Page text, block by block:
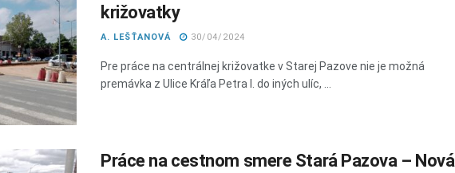
križovatky
A. LEŠŤANOVÁ 30/04/2024
Pre práce na centrálnej križovatke v Starej Pazove nie je možná
premávka z Ulice Kráľa Petra I. do iných ulíc, ...
Práce na cestnom smere Stará Pazova – Nová